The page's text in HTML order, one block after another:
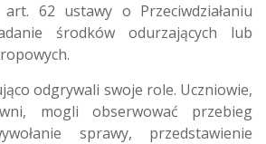
art. 62 ustawy o Przeciwdziałaniu
środków odurzających lub
odgrywali swoje role. Uczniowie,
mogli obserwować przebieg
sprawy, przedstawienie